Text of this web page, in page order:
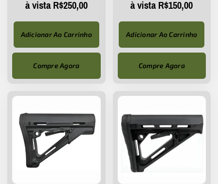
à vistaR$250,00
Adicionar Ao Carrinho
Compre Agora
à vistaR$150,00
Adicionar Ao Carrinho
Compre Agora